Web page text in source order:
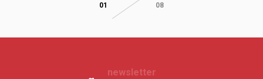
01 08
newsletter